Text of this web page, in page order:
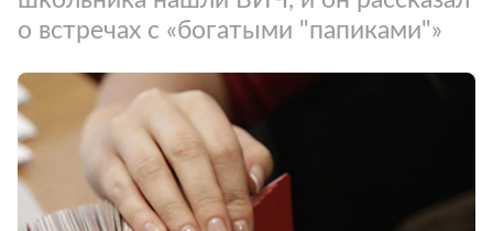
о встречах с «богатыми "папиками"»